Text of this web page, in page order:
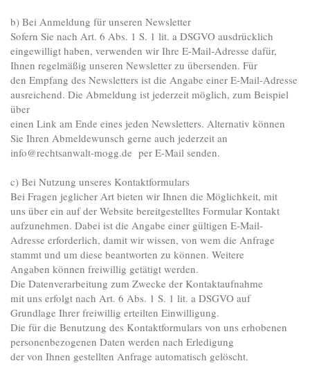
b) Bei Anmeldung für unseren Newsletter
Sofern Sie nach Art. 6 Abs. 1 S. 1 lit. a DSGVO ausdrücklich
eingewilligt haben, verwenden wir Ihre E-Mail-Adresse dafür,
Ihnen regelmäßig unseren Newsletter zu übersenden. Für
den Empfang des Newsletters ist die Angabe einer E-Mail-Adresse
ausreichend. Die Abmeldung ist jederzeit möglich, zum Beispiel
über
einen Link am Ende eines jeden Newsletters. Alternativ können
Sie Ihren Abmeldewunsch gerne auch jederzeit an
info@rechtsanwalt-mogg.de per E-Mail senden.
c) Bei Nutzung unseres Kontaktformulars
Bei Fragen jeglicher Art bieten wir Ihnen die Möglichkeit, mit
uns über ein auf der Website bereitgestelltes Formular Kontakt
aufzunehmen. Dabei ist die Angabe einer gültigen E-Mail-
Adresse erforderlich, damit wir wissen, von wem die Anfrage
stammt und um diese beantworten zu können. Weitere
Angaben können freiwillig getätigt werden.
Die Datenverarbeitung zum Zwecke der Kontaktaufnahme
mit uns erfolgt nach Art. 6 Abs. 1 S. 1 lit. a DSGVO auf
Grundlage Ihrer freiwillig erteilten Einwilligung.
Die für die Benutzung des Kontaktformulars von uns erhobenen
personenbezogenen Daten werden nach Erledigung
der von Ihnen gestellten Anfrage automatisch gelöscht.